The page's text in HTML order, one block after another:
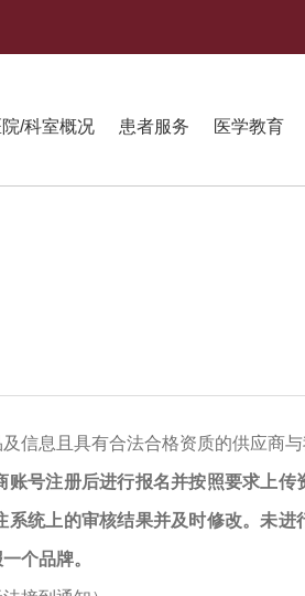
院/科室概况 患者服务 医学教育
信息且具有合法合格资质的供应商与
号注册后进行报名并按照要求上传
统上的审核结果并及时修改。未进
个品牌。